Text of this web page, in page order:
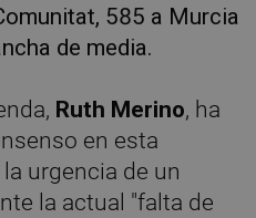
585 a Murcia
de media.
Ruth Merino, ha
en esta
urgencia de un
la actual "falta de